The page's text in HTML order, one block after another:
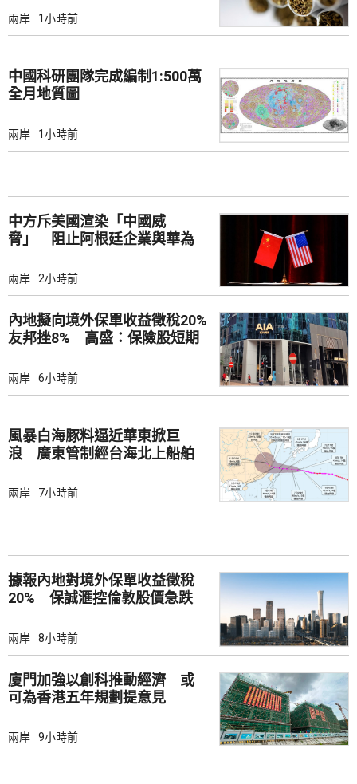
兩岸 1小時前
中國科研團隊完成編制1:500萬
全月地質圖
兩岸 1小時前
中方斥美國渲染「中國威
脅」 阻止阿根廷企業與華為
兩岸 2小時前
內地擬向境外保單收益徵稅20%
友邦挫8% 高盛：保險股短期
兩岸 6小時前
風暴白海豚料逼近華東掀巨
浪 廣東管制經台海北上船舶
兩岸 7小時前
據報內地對境外保單收益徵稅
20% 保誠滙控倫敦股價急跌
兩岸 8小時前
廈門加強以創科推動經濟 或
可為香港五年規劃提意見
兩岸 9小時前